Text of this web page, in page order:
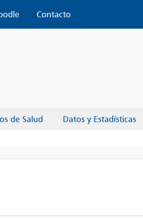
Contacto
de Salud Datos y Estadísticas